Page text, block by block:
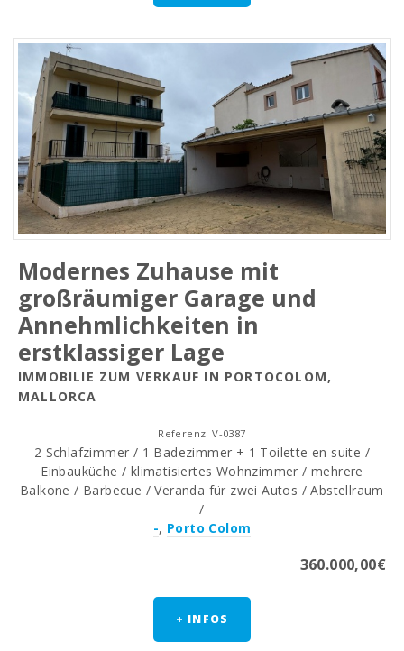
Modernes Zuhause mit
großräumiger Garage und
Annehmlichkeiten in
erstklassiger Lage
IMMOBILIE ZUM VERKAUF IN PORTOCOLOM,
MALLORCA
Referenz: V-0387
2 Schlafzimmer / 1 Badezimmer + 1 Toilette en suite /
Einbauküche / klimatisiertes Wohnzimmer / mehrere
Balkone / Barbecue / Veranda für zwei Autos / Abstellraum
/
-, Porto Colom
360.000,00€
+ INFOS